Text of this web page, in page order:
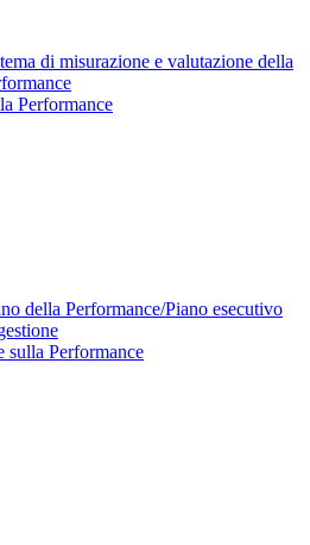
di misurazione e valutazione della
Performance
della Performance/Piano esecutivo
sulla Performance